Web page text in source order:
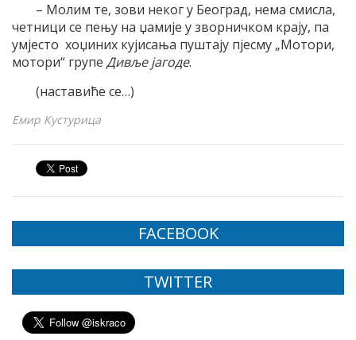
– Молим те, зови неког у Београд, нема смисла,
четници се пењу на џамије у зворничком крају, па
умјесто хоџиних кујисања пуштају пјесму „Мотори,
мотори“ групе Дивље јагоде.
(наставиће се…)
Емир Кустурица
FACEBOOK
TWITTER